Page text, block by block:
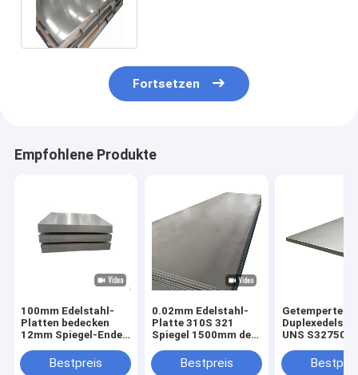
Fortsetzen
Empfohlene Produkte
100mm Edelstahl-
Platten bedecken
12mm Spiegel-Ende
630 904LBestpreis
0.02mm Edelstahl-
Platte 310S 321
Spiegel 1500mm des
Bestpreis
Getempertes
UNS S32750
Ende